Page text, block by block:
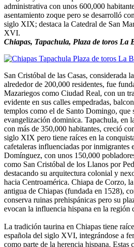
administrativa con unos 600,000
asentamiento zoque pero se desarrolló
siglo XIX; destaca la Catedral de San
XVI.
Chiapas, Tapachula, Plaza de toros La
San Cristóbal de las Casas, considerada
alrededor de 200,000 residentes, fue
Mazariegos como Ciudad Real, con un
evidente en sus calles empedradas,
templos como el de Santo Domingo, que
evangelización dominica. Tapachula, en
con más de 350,000 habitantes, creció
siglo XIX pero tiene raíces en la
cafetaleras influenciadas por inmigrantes
Domínguez, con unos 150,000
como San Cristóbal de los Llanos por
destacando su arquitectura colonial y
hacia Centroamérica. Chiapa de Corzo,
antigua de Chiapas (fundada en 1528),
conserva ruinas prehispánicas pero su
evocan la influencia hispana en la región
La tradición taurina en Chiapas tiene
española del siglo XVI, integrándose a
como parte de la herencia hispana. Estas